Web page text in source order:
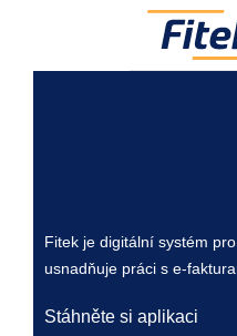
Your data is
Fitek je digitální systém
usnadňuje práci s e-
Stáhněte si aplikaci